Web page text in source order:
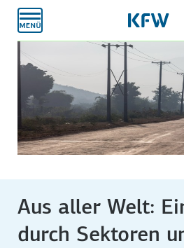
Aus aller Welt:
durch Sektoren